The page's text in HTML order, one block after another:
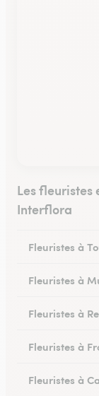
Les fleuristes
Interflora
Fleuristes à
Fleuristes à
Fleuristes à
Fleuristes à
Fleuristes à